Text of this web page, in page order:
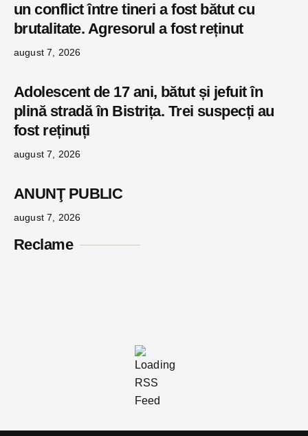
un conflict între tineri a fost bătut cu
brutalitate. Agresorul a fost reținut
august 7, 2026
Adolescent de 17 ani, bătut și jefuit în
plină stradă în Bistrița. Trei suspecți au
fost reținuți
august 7, 2026
ANUNŢ PUBLIC
august 7, 2026
Reclame